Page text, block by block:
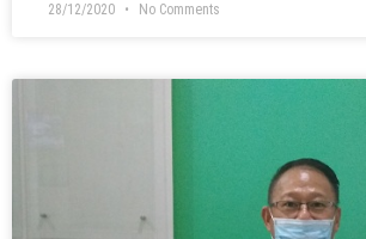
28/12/2020 No Comments